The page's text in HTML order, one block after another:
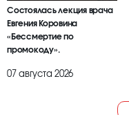
Состоялась лекция врача
Евгения Коровина
«Бессмертие по
промокоду».
07 августа 2026